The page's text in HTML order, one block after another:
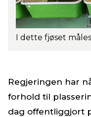
Regjeringen har
forhold til
dag offentliggjort